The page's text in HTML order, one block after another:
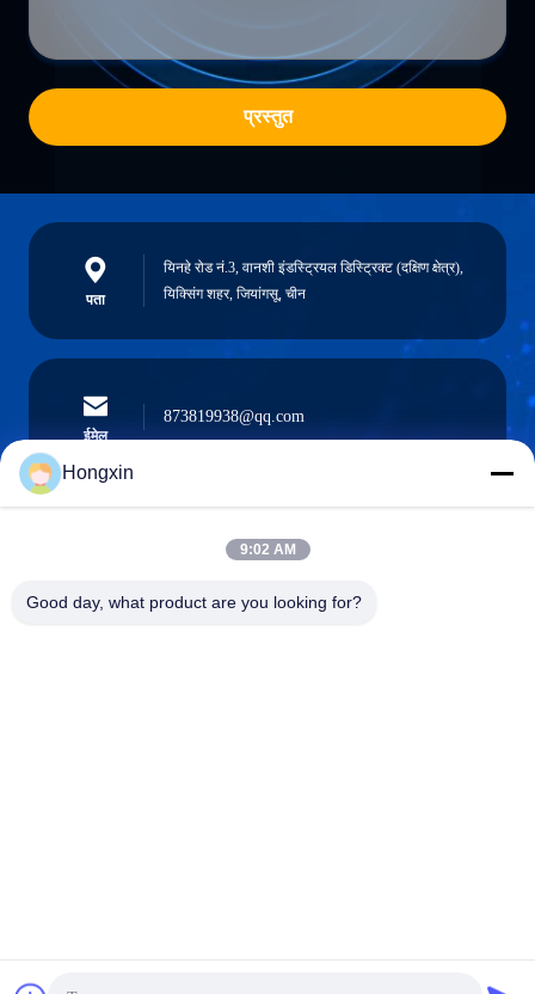
प्रस्तुत
पता
यिनहे रोड नं.3, वानशी इंडस्ट्रियल डिस्ट्रिक्ट (दक्षिण क्षेत्र),
यिक्सिंग शहर, जियांगसू, चीन
ईमेल
873819938@qq.com
0086-510-13601538657
Hongxin
9:02 AM
Good day, what product are you looking for?